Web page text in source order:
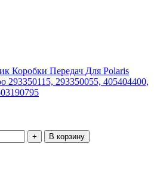
Коробки Передач Для Polaris
293350115, 293350055, 405404400,
В корзину